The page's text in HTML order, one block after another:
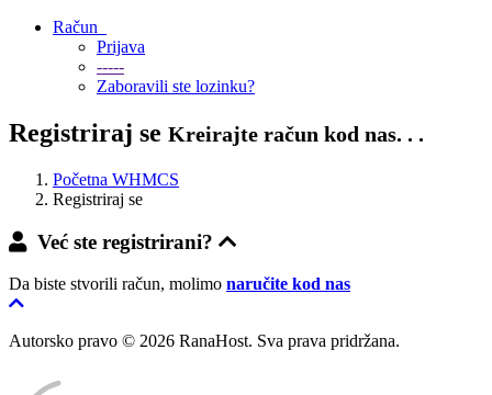
Račun
Prijava
-----
Zaboravili ste lozinku?
Registriraj se Kreirajte račun kod nas. . .
Početna WHMCS
Registriraj se
Već ste registrirani?
Da biste stvorili račun, molimo naručite kod nas
Autorsko pravo © 2026 RanaHost. Sva prava pridržana.